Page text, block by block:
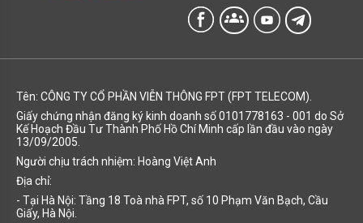
groups
Tên: CÔNG TY CỔ PHẦN VIỄN THÔNG FPT (FPT TELECOM).
Giấy chứng nhận đăng ký kinh doanh số 0101778163 - 001 do Sở
Kế Hoạch Đầu Tư Thành Phố Hồ Chí Minh cấp lần đầu vào ngày
13/09/2005.
Người chịu trách nhiệm: Hoàng Việt Anh
Địa chỉ:
- Tại Hà Nội: Tầng 18 Toà nhà FPT, số 10 Phạm Văn Bạch, Cầu
Giấy, Hà Nội.